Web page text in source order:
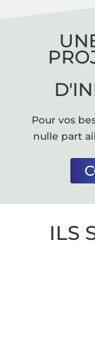
Pour vos
nulle part
ILS